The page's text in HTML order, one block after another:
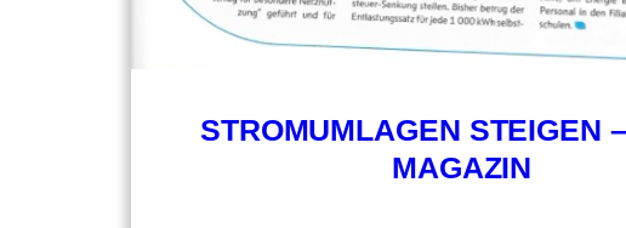
STROMUMLAGEN STEIGEN
MAGAZIN